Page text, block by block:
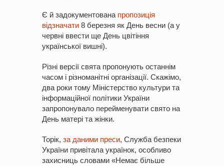
Є й задокументована пропозиція
відзначати 8 березня як День весни (а у
червні ввести ще День цвітіння
української вишні).
Різні версії свята пропонують останнім
часом і різноманітні організації. Скажімо,
два роки тому Міністерство культури та
інформаційної політики України
запропонувало перейменувати свято на
День матері та жінки.
Торік, за даними преси, Служба безпеки
України привітала українок, особливо
захисниць словами «Немає більше